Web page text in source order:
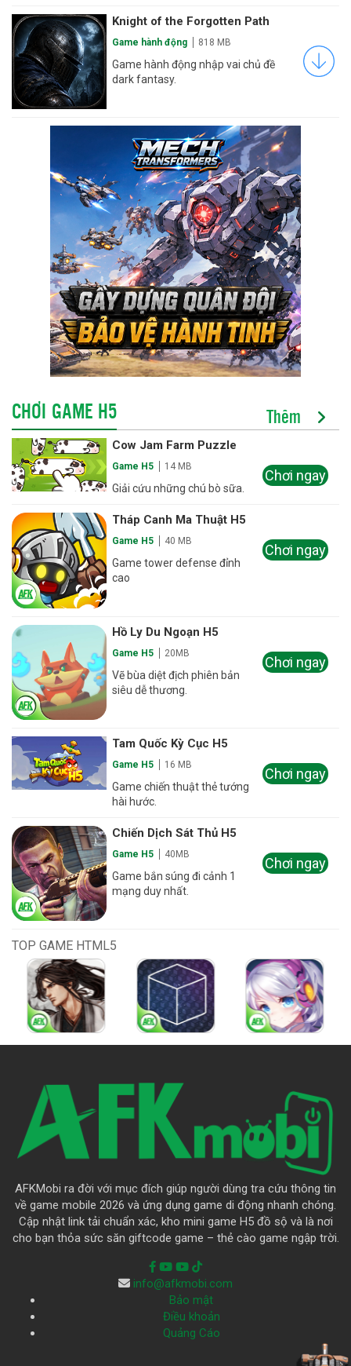
Knight of the Forgotten Path
Game hành động 818 MB
Game hành động nhập vai chủ đề
dark fantasy.
CHƠI GAME H5 Thêm
Cow Jam Farm Puzzle
Game H5 14 MB
Giải cứu những chú bò sữa.
Chơi ngay
Tháp Canh Ma Thuật H5
Game H5 40 MB
Game tower defense đỉnh
cao
Chơi ngay
Hồ Ly Du Ngoạn H5
Game H5 20MB
Vẽ bùa diệt địch phiên bản
siêu dễ thương.
Chơi ngay
Tam Quốc Kỳ Cục H5
Game H5 16 MB
Game chiến thuật thẻ tướng
hài hước.
Chơi ngay
Chiến Dịch Sát Thủ H5
Game H5 40MB
Game bắn súng đi cảnh 1
mạng duy nhất.
Chơi ngay
TOP GAME HTML5
AFKMobi ra đời với mục đích giúp người dùng tra cứu thông tin
về game mobile 2026 và ứng dụng game di động nhanh chóng.
Cập nhật link tải chuẩn xác, kho mini game H5 đồ sộ và là nơi
cho bạn thỏa sức săn giftcode game – thẻ cào game ngập trời.
info@afkmobi.com
Bảo mật
Điều khoản
Quảng Cáo